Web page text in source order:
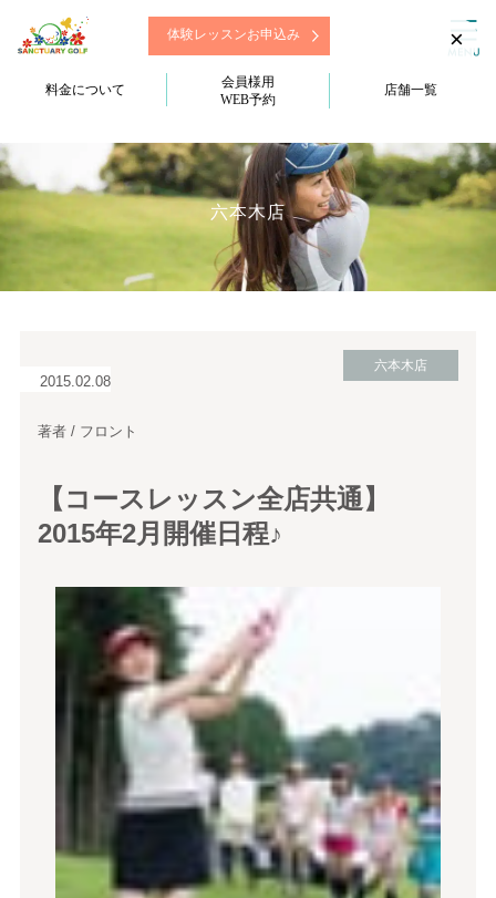
体験レッスンお申込み
料金について
会員様用
WEB予約
店舗一覧
六本木店
2015.02.08
六本木店
著者 / フロント
【コースレッスン全店共通】
2015年2月開催日程♪
×